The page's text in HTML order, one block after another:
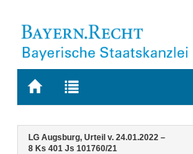
Zur
BAYERN.RECHT
Zur
letzten
Suche
Navigation
Inhalt
LG Augsburg, Urteil v. 24.01.2022 –
8 Ks 401 Js 101760/21